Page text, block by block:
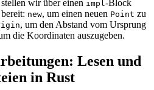
wir über einen impl -Block
bereit: new, um einen neuen Point zu
, um den Abstand vom Ursprung
die Koordinaten auszugeben.
Lesen und
in Rust